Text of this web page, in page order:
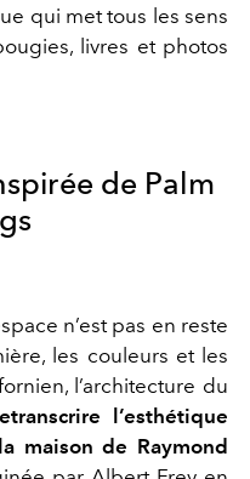
qui met tous les sens
livres et photos
de Palm
n’est pas en reste
les couleurs et les
l’architecture du
l’esthétique
maison de Raymond